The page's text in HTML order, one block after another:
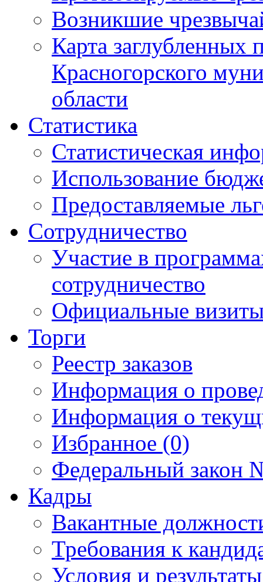
Возникшие
Карта
Красногорского
области
Статистика
Статистическая
Использование
Предоставляемые
Сотрудничество
Участие в
сотрудничество
Официальные
Торги
Реестр заказов
Информация о
Информация о
Избранное (0)
Федеральный закон
Кадры
Вакантные
Требования к
Условия и